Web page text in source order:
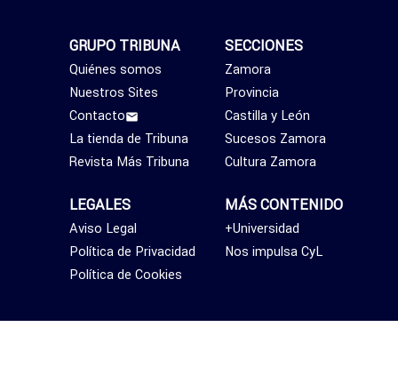
SECCIONES
Zamora
Provincia
Castilla y León
Sucesos Zamora
Cultura Zamora
MÁS CONTENIDO
+Universidad
Nos impulsa CyL
GRUPO TRIBUNA
Quiénes somos
Nuestros Sites
Contacto
La tienda de Tribuna
Revista Más Tribuna
LEGALES
Aviso Legal
Política de Privacidad
Política de Cookies